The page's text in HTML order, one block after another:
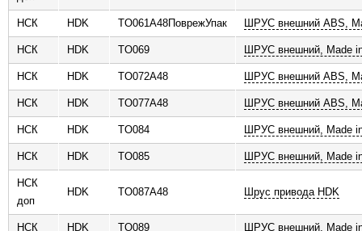
НСК HDK TO061A48ПоврежУпак ШРУС внешний ABS,
НСК HDK TO069 ШРУС внешний, Made
НСК HDK TO072A48 ШРУС внешний ABS,
НСК HDK TO077A48 ШРУС внешний ABS,
НСК HDK TO084 ШРУС внешний, Made
НСК HDK TO085 ШРУС внешний, Made
НСК
доп
HDK TO087A48 Шрус привода HDK
НСК HDK TO089 ШРУС внешний, Made